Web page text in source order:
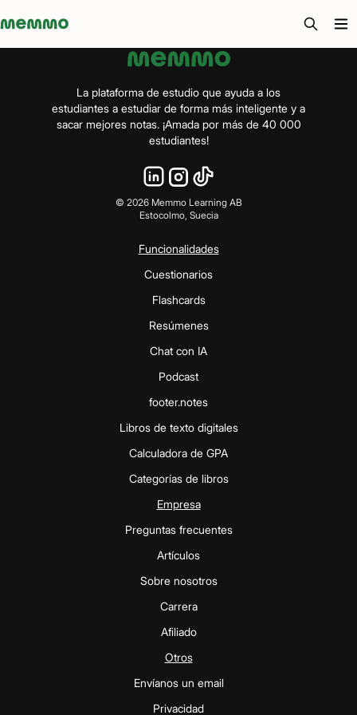
Memmo - AI-verktyg och digital kurslitteratur
La plataforma de estudio que ayuda a los
estudiantes a estudiar de forma más inteligente y a
sacar mejores notas. ¡Amada por más de 40 000
estudiantes!
© 2026Memmo Learning AB
Estocolmo, Suecia
Funcionalidades
Cuestionarios
Flashcards
Resúmenes
Chat con IA
Podcast
footer.notes
Libros de texto digitales
Calculadora de GPA
Categorías de libros
Empresa
Preguntas frecuentes
Artículos
Sobre nosotros
Carrera
Afiliado
Otros
Envíanos un email
Privacidad